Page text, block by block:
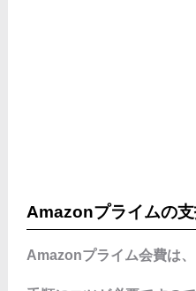
Amazonプライムの
Amazonプライム会費は